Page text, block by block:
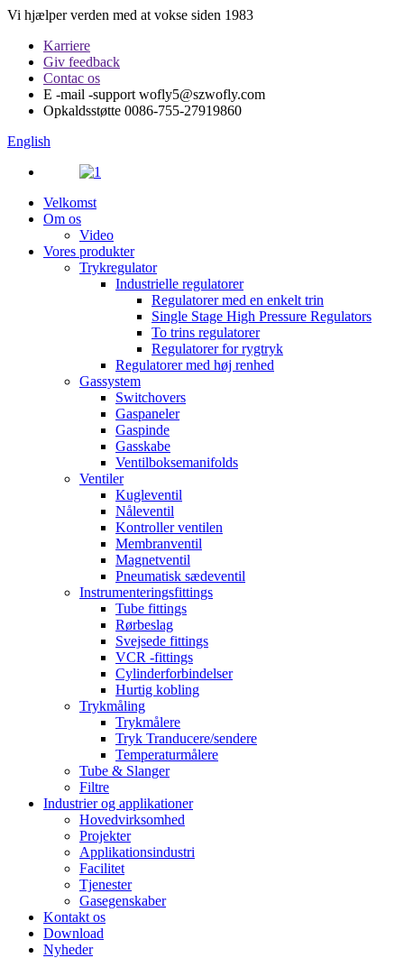
Vi hjælper verden med at vokse siden 1983
Karriere
Giv feedback
Contac os
E -mail -support wofly5@szwofly.com
Opkaldsstøtte 0086-755-27919860
English
Velkomst
Om os
Video
Vores produkter
Trykregulator
Industrielle regulatorer
Regulatorer med en enkelt trin
Single Stage High Pressure Regulators
To trins regulatorer
Regulatorer for rygtryk
Regulatorer med høj renhed
Gassystem
Switchovers
Gaspaneler
Gaspinde
Gasskabe
Ventilboksemanifolds
Ventiler
Kugleventil
Nåleventil
Kontroller ventilen
Membranventil
Magnetventil
Pneumatisk sædeventil
Instrumenteringsfittings
Tube fittings
Rørbeslag
Svejsede fittings
VCR -fittings
Cylinderforbindelser
Hurtig kobling
Trykmåling
Trykmålere
Tryk Tranducere/sendere
Temperaturmålere
Tube & Slanger
Filtre
Industrier og applikationer
Hovedvirksomhed
Projekter
Applikationsindustri
Facilitet
Tjenester
Gasegenskaber
Kontakt os
Download
Nyheder